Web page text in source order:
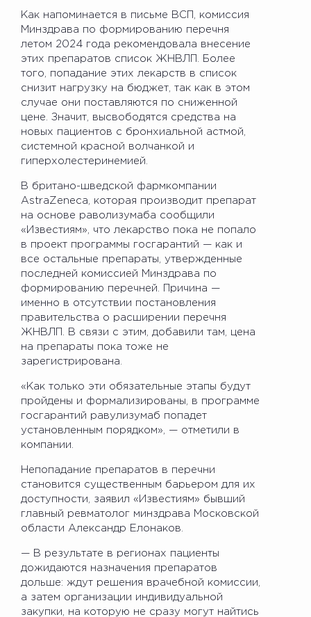
Как напоминается в письме ВСП, комиссия
Минздрава по формированию перечня
летом 2024 года рекомендовала внесение
этих препаратов список ЖНВЛП. Более
того, попадание этих лекарств в список
снизит нагрузку на бюджет, так как в этом
случае они поставляются по сниженной
цене. Значит, высвободятся средства на
новых пациентов с бронхиальной астмой,
системной красной волчанкой и
гиперхолестеринемией.
В британо-шведской фармкомпании
AstraZeneca, которая производит препарат
на основе раволизумаба сообщили
«Известиям», что лекарство пока не попало
в проект программы госгарантий — как и
все остальные препараты, утвержденные
последней комиссией Минздрава по
формированию перечней. Причина —
именно в отсутствии постановления
правительства о расширении перечня
ЖНВЛП. В связи с этим, добавили там, цена
на препараты пока тоже не
зарегистрирована.
«Как только эти обязательные этапы будут
пройдены и формализированы, в программе
госгарантий равулизумаб попадет
установленным порядком», — отметили в
компании.
Непопадание препаратов в перечни
становится существенным барьером для их
доступности, заявил «Известиям» бывший
главный ревматолог минздрава Московской
области Александр Елонаков.
— В результате в регионах пациенты
дожидаются назначения препаратов
дольше: ждут решения врачебной комиссии,
а затем организации индивидуальной
закупки, на которую не сразу могут найтись